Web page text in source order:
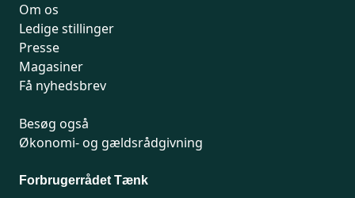
Om os
Ledige stillinger
Presse
Magasiner
Få nyhedsbrev
Besøg også
Økonomi- og gældsrådgivning
Forbrugerrådet Tænk